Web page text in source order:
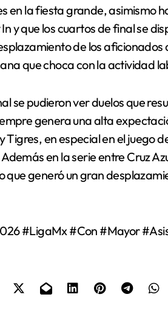
en la fiesta grande, asimismo
y que los cuartos de final se
de los aficionados
que choca con la actividad
se pudieron ver duelos que
genera una alta
Tigres, en especial en el juego
en la serie entre Cruz
que generó un gran
#LigaMx #Con #Mayor